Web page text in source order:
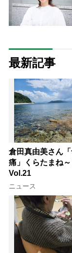
最新記事
倉田真由美さん
痛」くらたまね
Vol.21
ニュース